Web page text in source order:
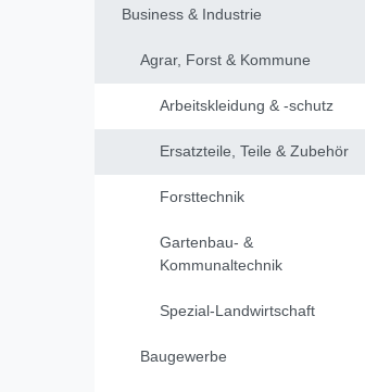
Business & Industrie
Agrar, Forst & Kommune
Arbeitskleidung & -schutz
Ersatzteile, Teile & Zubehör
Forsttechnik
Gartenbau- &
Kommunaltechnik
Spezial-Landwirtschaft
Baugewerbe